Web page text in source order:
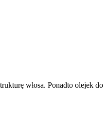
włosa. Ponadto olejek do